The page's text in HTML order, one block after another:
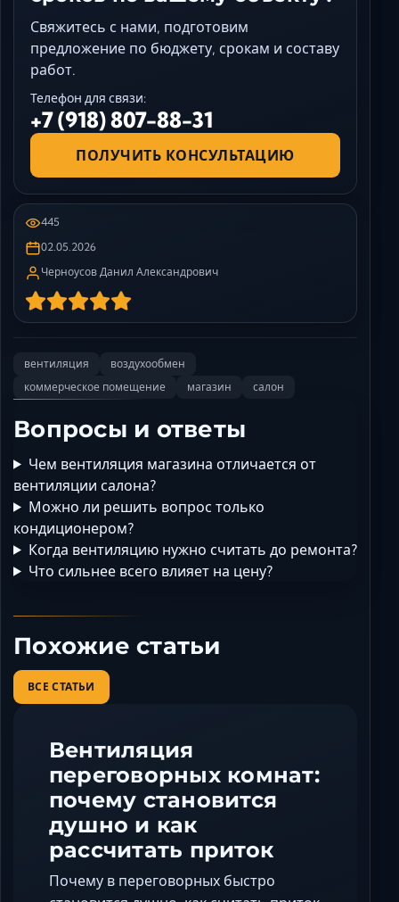
Свяжитесь с нами, подготовим
предложение по бюджету, срокам и составу
работ.
Телефон для связи:
+7 (918) 807-88-31
ПОЛУЧИТЬ КОНСУЛЬТАЦИЮ
445
02.05.2026
Черноусов Данил Александрович
вентиляция
воздухообмен
коммерческое помещение
магазин салон
Вопросы и ответы
Чем вентиляция магазина отличается от
вентиляции салона?
Можно ли решить вопрос только
кондиционером?
Когда вентиляцию нужно считать до ремонта?
Что сильнее всего влияет на цену?
Похожие статьи
ВСЕ СТАТЬИ
Вентиляция
переговорных комнат:
почему становится
душно и как
рассчитать приток
Почему в переговорных быстро